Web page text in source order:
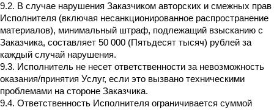
9.2. В случае нарушения Заказчиком авторских и смежных прав
Исполнителя (включая несанкционированное распространение
материалов), минимальный штраф, подлежащий взысканию с
Заказчика, составляет 50 000 (Пятьдесят тысяч) рублей за
каждый случай нарушения.
9.3. Исполнитель не несет ответственности за невозможность
оказания/принятия Услуг, если это вызвано техническими
проблемами на стороне Заказчика.
9.4. Ответственность Исполнителя ограничивается суммой